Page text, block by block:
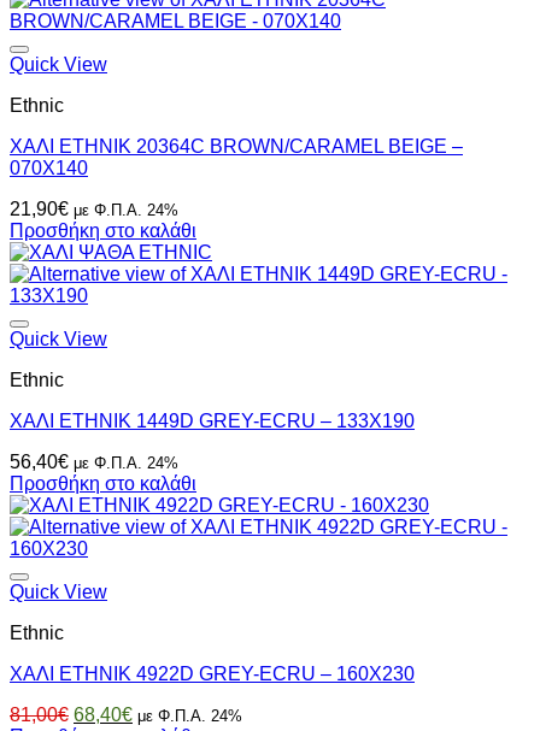
Quick View
Ethnic
ΧΑΛΙ ETHNIK 20364C BROWN/CARAMEL BEIGE –
070X140
21,90€ με Φ.Π.Α. 24%
Προσθήκη στο καλάθι
Quick View
Ethnic
ΧΑΛΙ ETHNIK 1449D GREY-ECRU – 133X190
56,40€ με Φ.Π.Α. 24%
Προσθήκη στο καλάθι
Quick View
Ethnic
ΧΑΛΙ ETHNIK 4922D GREY-ECRU – 160X230
81,00€ Original
68,40€Ημε Φ.Π.Α. 24%